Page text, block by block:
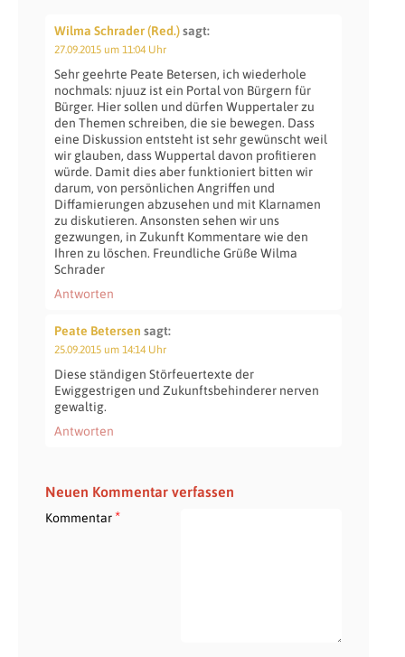
Wilma Schrader (Red.)sagt:
27.09.2015 um 11:04 Uhr
Sehr geehrte Peate Betersen, ich wiederhole
nochmals: njuuz ist ein Portal von Bürgern für
Bürger. Hier sollen und dürfen Wuppertaler zu
den Themen schreiben, die sie bewegen. Dass
eine Diskussion entsteht ist sehr gewünscht weil
wir glauben, dass Wuppertal davon profitieren
würde. Damit dies aber funktioniert bitten wir
darum, von persönlichen Angriffen und
Diffamierungen abzusehen und mit Klarnamen
zu diskutieren. Ansonsten sehen wir uns
gezwungen, in Zukunft Kommentare wie den
Ihren zu löschen. Freundliche Grüße Wilma
Schrader
Antworten
Peate Betersen sagt:
25.09.2015 um 14:14 Uhr
Diese ständigen Störfeuertexte der
Ewiggestrigen und Zukunftsbehinderer nerven
gewaltig.
Antworten
Neuen Kommentar verfassen
Kommentar*